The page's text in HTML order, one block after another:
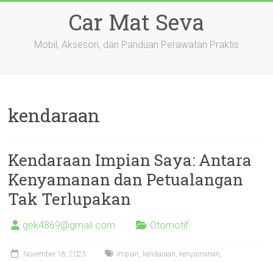
Car Mat Seva
Mobil, Aksesori, dan Panduan Perawatan Praktis
kendaraan
Kendaraan Impian Saya: Antara
Kenyamanan dan Petualangan
Tak Terlupakan
gek4869@gmail.com Otomotif
November 18, 2025 impian, kendaraan, kenyamanan,